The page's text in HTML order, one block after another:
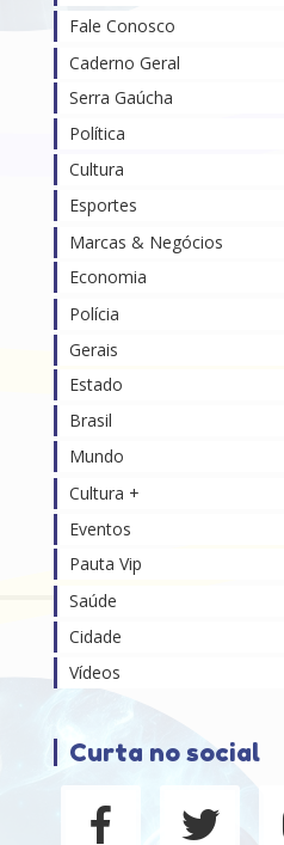
Fale Conosco
Caderno Geral
Serra Gaúcha
Política
Cultura
Esportes
Marcas & Negócios
Economia
Polícia
Gerais
Estado
Brasil
Mundo
Cultura +
Eventos
Pauta Vip
Saúde
Cidade
Vídeos
Curta no social